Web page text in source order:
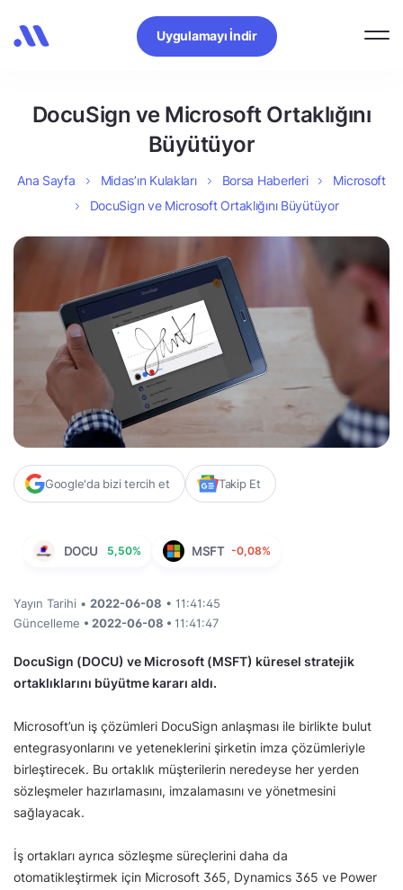
Uygulamayı İndir
DocuSign ve Microsoft Ortaklığını
Büyütüyor
Ana Sayfa Midas’ın Kulakları Borsa Haberleri
Microsoft
DocuSign ve Microsoft Ortaklığını Büyütüyor
Google'da bizi tercih et Takip Et
DOCU 5,50% MSFT -0,08%
Yayın Tarihi • 2022-06-08 • 11:41:45
Güncelleme • 2022-06-08 • 11:41:47
DocuSign (DOCU) ve Microsoft (MSFT) küresel stratejik
ortaklıklarını büyütme kararı aldı.
Microsoft’un iş çözümleri DocuSign anlaşması ile birlikte bulut
entegrasyonlarını ve yeteneklerini şirketin imza çözümleriyle
birleştirecek. Bu ortaklık müşterilerin neredeyse her yerden
sözleşmeler hazırlamasını, imzalamasını ve yönetmesini
sağlayacak.
İş ortakları ayrıca sözleşme süreçlerini daha da
otomatikleştirmek için Microsoft 365, Dynamics 365 ve Power